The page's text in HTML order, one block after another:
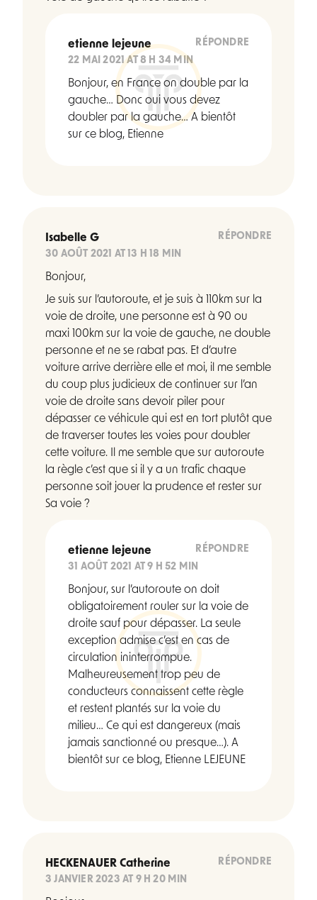
etienne lejeune
22 MAI 2021 AT 8 H 34 MIN
RÉPONDRE
Bonjour, en France on double par la
gauche… Donc oui vous devez
doubler par la gauche… A bientôt
sur ce blog, Etienne
Isabelle G
30 AOÛT 2021 AT 13 H 18 MIN
RÉPONDRE
Bonjour,
Je suis sur l’autoroute, et je suis à 110km sur la
voie de droite, une personne est à 90 ou
maxi 100km sur la voie de gauche, ne double
personne et ne se rabat pas. Et d’autre
voiture arrive derrière elle et moi, il me semble
du coup plus judicieux de continuer sur l’an
voie de droite sans devoir piler pour
dépasser ce véhicule qui est en tort plutôt que
de traverser toutes les voies pour doubler
cette voiture. Il me semble que sur autoroute
la règle c’est que si il y a un trafic chaque
personne soit jouer la prudence et rester sur
Sa voie ?
etienne lejeune
31 AOÛT 2021 AT 9 H 52 MIN
RÉPONDRE
Bonjour, sur l’autoroute on doit
obligatoirement rouler sur la voie de
droite sauf pour dépasser. La seule
exception admise c’est en cas de
circulation ininterrompue.
Malheureusement trop peu de
conducteurs connaissent cette règle
et restent plantés sur la voie du
milieu… Ce qui est dangereux (mais
jamais sanctionné ou presque…). A
bientôt sur ce blog, Etienne LEJEUNE
HECKENAUER Catherine
3 JANVIER 2023 AT 9 H 20 MIN
RÉPONDRE